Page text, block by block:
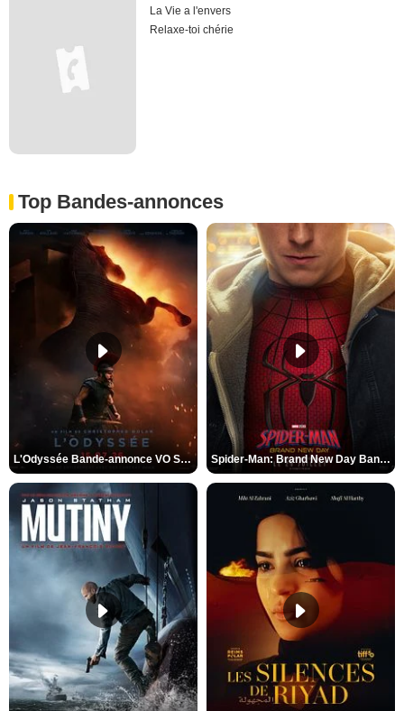
La Vie a l'envers
Relaxe-toi chérie
Top Bandes-annonces
L'Odyssée Bande-annonce VO STFR Spider-Man: Brand New Day Bande-annonce VO STFR